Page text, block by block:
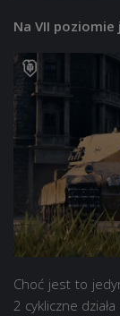
Na VII poziomie
Choć jest to
2 cykliczne